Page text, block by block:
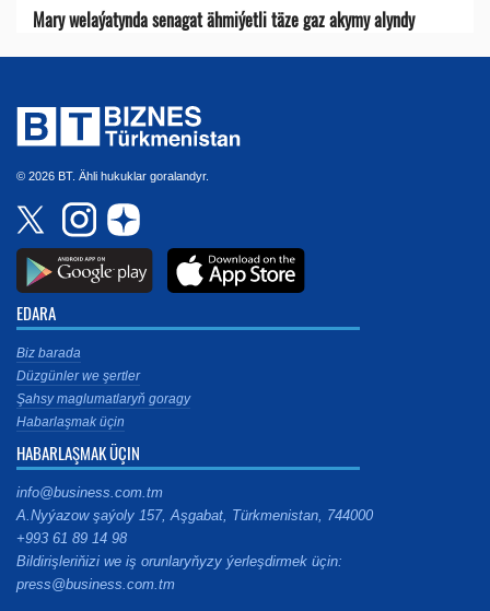
Mary welaýatynda senagat ähmiýetli täze gaz akymy alyndy
© 2026 BT. Ähli hukuklar goralandyr.
EDARA
Biz barada
Düzgünler we şertler
Şahsy maglumatlaryň goragy
Habarlaşmak üçin
HABARLAŞMAK ÜÇIN
info@business.com.tm
A.Nyýazow şaýoly 157, Aşgabat, Türkmenistan, 744000
+993 61 89 14 98
Bildirişleriňizi we iş orunlaryňyzy ýerleşdirmek üçin:
press@business.com.tm